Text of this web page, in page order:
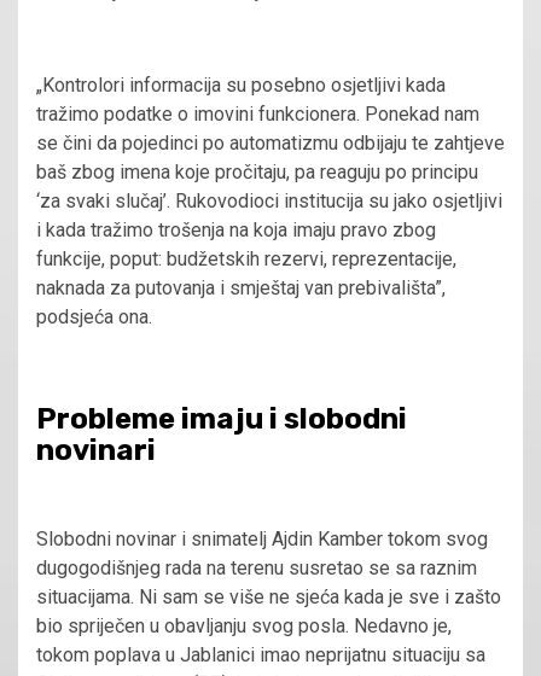
„Kontrolori informacija su posebno osjetljivi kada
tražimo podatke o imovini funkcionera. Ponekad nam
se čini da pojedinci po automatizmu odbijaju te zahtjeve
baš zbog imena koje pročitaju, pa reaguju po principu
‘za svaki slučaj’. Rukovodioci institucija su jako osjetljivi
i kada tražimo trošenja na koja imaju pravo zbog
funkcije, poput: budžetskih rezervi, reprezentacije,
naknada za putovanja i smještaj van prebivališta”,
podsjeća ona.
Probleme imaju i slobodni
novinari
Slobodni novinar i snimatelj Ajdin Kamber tokom svog
dugogodišnjeg rada na terenu susretao se sa raznim
situacijama. Ni sam se više ne sjeća kada je sve i zašto
bio spriječen u obavljanju svog posla. Nedavno je,
tokom poplava u Jablanici imao neprijatnu situaciju sa